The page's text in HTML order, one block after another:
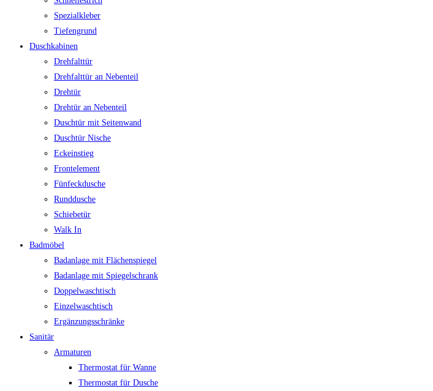
Spezialkleber
Tiefengrund
Duschkabinen
Drehfalttür
Drehfalttür an Nebenteil
Drehtür
Drehtür an Nebenteil
Duschtür mit Seitenwand
Duschtür Nische
Eckeinstieg
Frontelement
Fünfeckdusche
Runddusche
Schiebetür
Walk In
Badmöbel
Badanlage mit Flächenspiegel
Badanlage mit Spiegelschrank
Doppelwaschtisch
Einzelwaschtisch
Ergänzungsschränke
Sanitär
Armaturen
Thermostat für Wanne
Thermostat für Dusche